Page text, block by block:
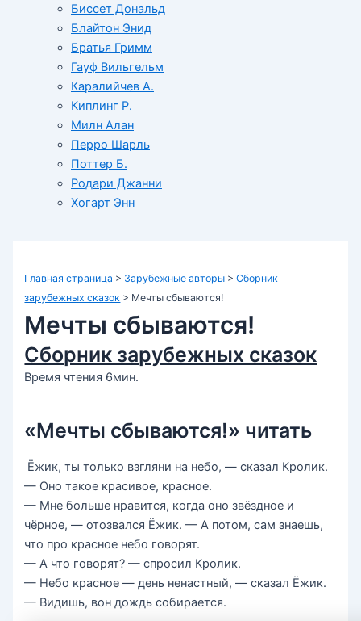
Биссет Дональд
Блайтон Энид
Братья Гримм
Гауф Вильгельм
Каралийчев А.
Киплинг Р.
Милн Алан
Перро Шарль
Поттер Б.
Родари Джанни
Хогарт Энн
Главная страница > Зарубежные авторы >Сборник
зарубежных сказок > Мечты сбываются!
Мечты сбываются!
Сборник зарубежных сказок
Время чтения 6мин.
«Мечты сбываются!» читать
Ёжик, ты только взгляни на небо, — сказал Кролик.
— Оно такое красивое, красное.
— Мне больше нравится, когда оно звёздное и
чёрное, — отозвался Ёжик. — А потом, сам знаешь,
что про красное небо говорят.
— А что говорят? — спросил Кролик.
— Небо красное — день ненастный, — сказал Ёжик.
— Видишь, вон дождь собирается.